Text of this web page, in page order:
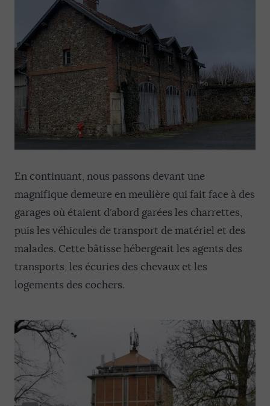
En continuant, nous passons devant une
magnifique demeure en meulière qui fait face à des
garages où étaient d’abord garées les charrettes,
puis les véhicules de transport de matériel et des
malades. Cette bâtisse hébergeait les agents des
transports, les écuries des chevaux et les
logements des cochers.